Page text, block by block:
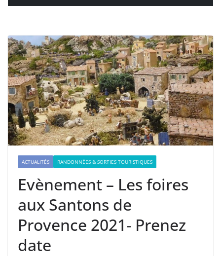
ACTUALITÉS RANDONNÉES & SORTIES TOURISTIQUES
Evènement – Les foires
aux Santons de
Provence 2021- Prenez
date